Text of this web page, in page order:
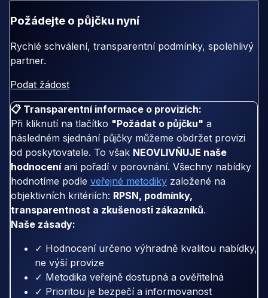
Požádejte o půjčku nyní
Rychlé schválení, transparentní podmínky, spolehlivý
partner.
Podat žádost
📋 Transparentní informace o provizích:
Při kliknutí na tlačítko "Požádat o půjčku" a
následném sjednání půjčky můžeme obdržet provizi
od poskytovatele. To však NEOVLIVŇUJE naše
hodnoceníani pořadí v porovnání. Všechny nabídky
hodnotíme podle veřejné metodiky založené na
objektivních kritériích: RPSN, podmínky,
transparentnost a zkušenosti zákazníků.
Naše zásady:
✓ Hodnocení určeno výhradně kvalitou nabídky,
ne výší provize
✓ Metodika veřejně dostupná a ověřitelná
✓ Prioritou je bezpečí a informovanost